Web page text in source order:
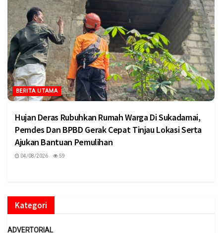
BERITA UTAMA
Hujan Deras Rubuhkan Rumah Warga Di Sukadamai,
Pemdes Dan BPBD Gerak Cepat Tinjau Lokasi Serta
Ajukan Bantuan Pemulihan
04/08/2026 59
Kategori
ADVERTORIAL